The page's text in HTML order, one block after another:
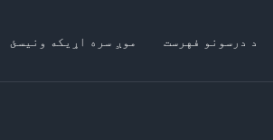
د درسونو فهرست موږ سره اړیکه ونیسئ